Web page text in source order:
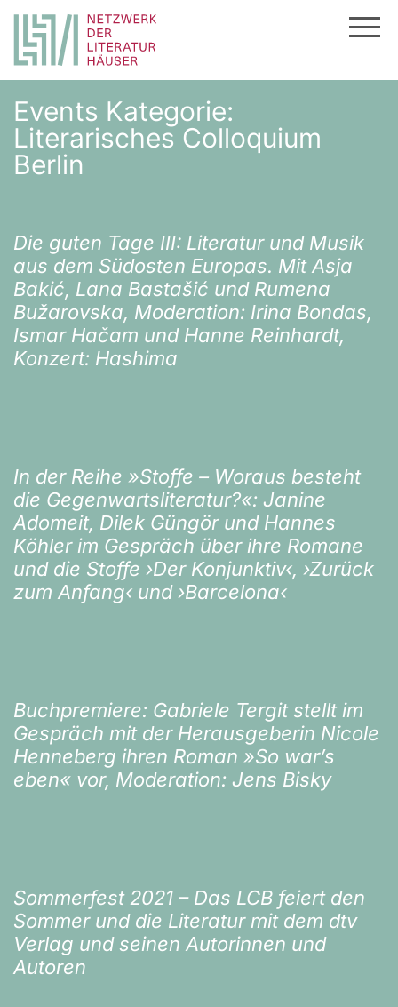
Inhalt
springen
Events Kategorie:
Literarisches Colloquium
Berlin
Die guten Tage III: Literatur und Musik
aus dem Südosten Europas. Mit Asja
Bakić, Lana Bastašić und Rumena
Bužarovska, Moderation: Irina Bondas,
Ismar Hačam und Hanne Reinhardt,
Konzert: Hashima
In der Reihe »Stoffe – Woraus besteht
die Gegenwartsliteratur?«: Janine
Adomeit, Dilek Güngör und Hannes
Köhler im Gespräch über ihre Romane
und die Stoffe ›Der Konjunktiv‹, ›Zurück
zum Anfang‹ und ›Barcelona‹
Buchpremiere: Gabriele Tergit stellt im
Gespräch mit der Herausgeberin Nicole
Henneberg ihren Roman »So war’s
eben« vor, Moderation: Jens Bisky
Sommerfest 2021 – Das LCB feiert den
Sommer und die Literatur mit dem dtv
Verlag und seinen Autorinnen und
Autoren